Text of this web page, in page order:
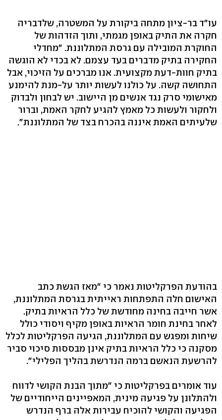
עו"ד בר-ציון מתחה ביקורת על המשטרה, שלדבריה
חקרה את התיק באופן מגמתי, ותוך הזדהות של
החוקרת המובילה עם גרסת המתלוננת. "מחדלי
החקירה בתיק מדברים בעד עצמם. לא בכדי לא הוגשה
בתיק חוות-דעת מקצועית. אנו מברכים על הזיכוי, אבל
התחושה קשה. על כולנו לעשות יותר על-מנת להימנע
מאישומי סרק נגד אנשים מן היישוב. יש לבחון ולבדוק
ולחקור ולעשות כל מאמץ להגיע לחקר האמת, וברור
שלעיתים האמת איננה בהכרח בצד של המתלוננת".
בהודעת הפרקליטות נאמר כי "מאז הגשת כתב
האישום חלה התפתחות ראייתית בגרסת המתלוננת,
אשר חייבה בחינה מחודשת של כלל הראיות בתיק.
לאחר בחינת חומר הראיות באופן מקיף ויסודי כולל
שיחות ומפגש עם המתלוננת, הגיעה הפרקליטות לכלל
מסקנה כי כלל הראיות בתיק אינן מבססות סיכוי סביר
להרשעת הנאשם ברמה הנדרשת בהליך הפלילי".
עוד אומרים בפרקליטות כי "מתוך הבנת הקושי לדווח
ולהתלונן על פגיעה מינית, המאפיינים הייחודיים של
הפגיעה והקושי להוכיח עבירות אלה ברף הנדרש